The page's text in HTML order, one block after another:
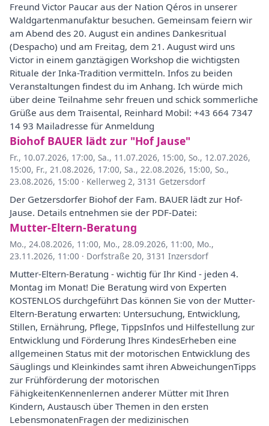
Freund Victor Paucar aus der Nation Qéros in unserer
Waldgartenmanufaktur besuchen. Gemeinsam feiern wir
am Abend des 20. August ein andines Dankesritual
(Despacho) und am Freitag, dem 21. August wird uns
Victor in einem ganztägigen Workshop die wichtigsten
Rituale der Inka-Tradition vermitteln. Infos zu beiden
Veranstaltungen findest du im Anhang. Ich würde mich
über deine Teilnahme sehr freuen und schick sommerliche
Grüße aus dem Traisental, Reinhard Mobil: +43 664 7347
14 93 Mailadresse für Anmeldung
Biohof BAUER lädt zur "Hof Jause"
Fr., 10.07.2026, 17:00, Sa., 11.07.2026, 15:00, So., 12.07.2026,
15:00, Fr., 21.08.2026, 17:00, Sa., 22.08.2026, 15:00, So.,
23.08.2026, 15:00 · Kellerweg 2, 3131 Getzersdorf
Der Getzersdorfer Biohof der Fam. BAUER lädt zur Hof-
Jause. Details entnehmen sie der PDF-Datei:
Mutter-Eltern-Beratung
Mo., 24.08.2026, 11:00, Mo., 28.09.2026, 11:00, Mo.,
23.11.2026, 11:00 · Dorfstraße 20, 3131 Inzersdorf
Mutter-Eltern-Beratung - wichtig für Ihr Kind - jeden 4.
Montag im Monat! Die Beratung wird von Experten
KOSTENLOS durchgeführt Das können Sie von der Mutter-
Eltern-Beratung erwarten: Untersuchung, Entwicklung,
Stillen, Ernährung, Pflege, TippsInfos und Hilfestellung zur
Entwicklung und Förderung Ihres KindesErheben eine
allgemeinen Status mit der motorischen Entwicklung des
Säuglings und Kleinkindes samt ihren AbweichungenTipps
zur Frühförderung der motorischen
FähigkeitenKennenlernen anderer Mütter mit Ihren
Kindern, Austausch über Themen in den ersten
LebensmonatenFragen der medizinischen